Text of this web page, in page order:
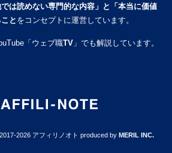
では読めない専門的な内容」と「本当に価値
と をコンセプトに運営しています。
「 ウェブ職TV 」でも解説しています。
2026 アフィリノオト produced by MERIL INC.